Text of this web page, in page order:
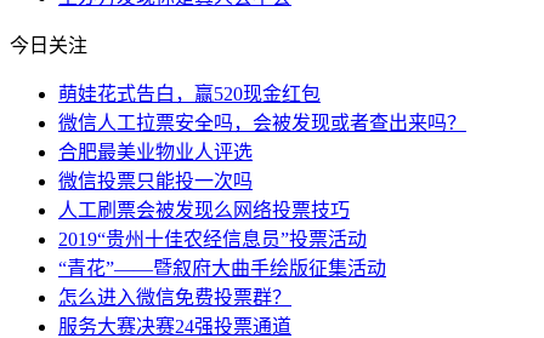
今日关注
萌娃花式告白，赢520现金红包
微信人工拉票安全吗，会被发现或者查出来吗？
合肥最美业物业人评选
微信投票只能投一次吗
人工刷票会被发现么网络投票技巧
2019“贵州十佳农经信息员”投票活动
“青花”——暨叙府大曲手绘版征集活动
怎么进入微信免费投票群？
服务大赛决赛24强投票通道